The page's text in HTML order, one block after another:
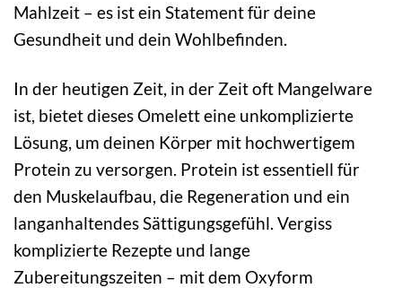
Mahlzeit – es ist ein Statement für deine
Gesundheit und dein Wohlbefinden.
In der heutigen Zeit, in der Zeit oft Mangelware
ist, bietet dieses Omelett eine unkomplizierte
Lösung, um deinen Körper mit hochwertigem
Protein zu versorgen. Protein ist essentiell für
den Muskelaufbau, die Regeneration und ein
langanhaltendes Sättigungsgefühl. Vergiss
komplizierte Rezepte und lange
Zubereitungszeiten – mit dem Oxyform